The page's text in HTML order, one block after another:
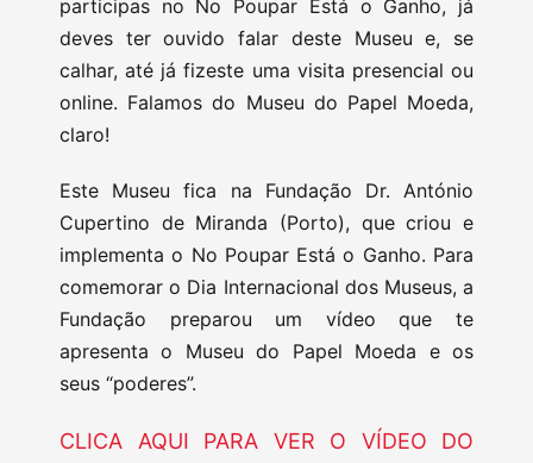
participas no No Poupar Está o Ganho, já
deves ter ouvido falar deste Museu e, se
calhar, até já fizeste uma visita presencial ou
online. Falamos do Museu do Papel Moeda,
claro!
Este Museu fica na Fundação Dr. António
Cupertino de Miranda (Porto), que criou e
implementa o No Poupar Está o Ganho. Para
comemorar o Dia Internacional dos Museus, a
Fundação preparou um vídeo que te
apresenta o Museu do Papel Moeda e os
seus “poderes”.
CLICA AQUI PARA VER O VÍDEO DO